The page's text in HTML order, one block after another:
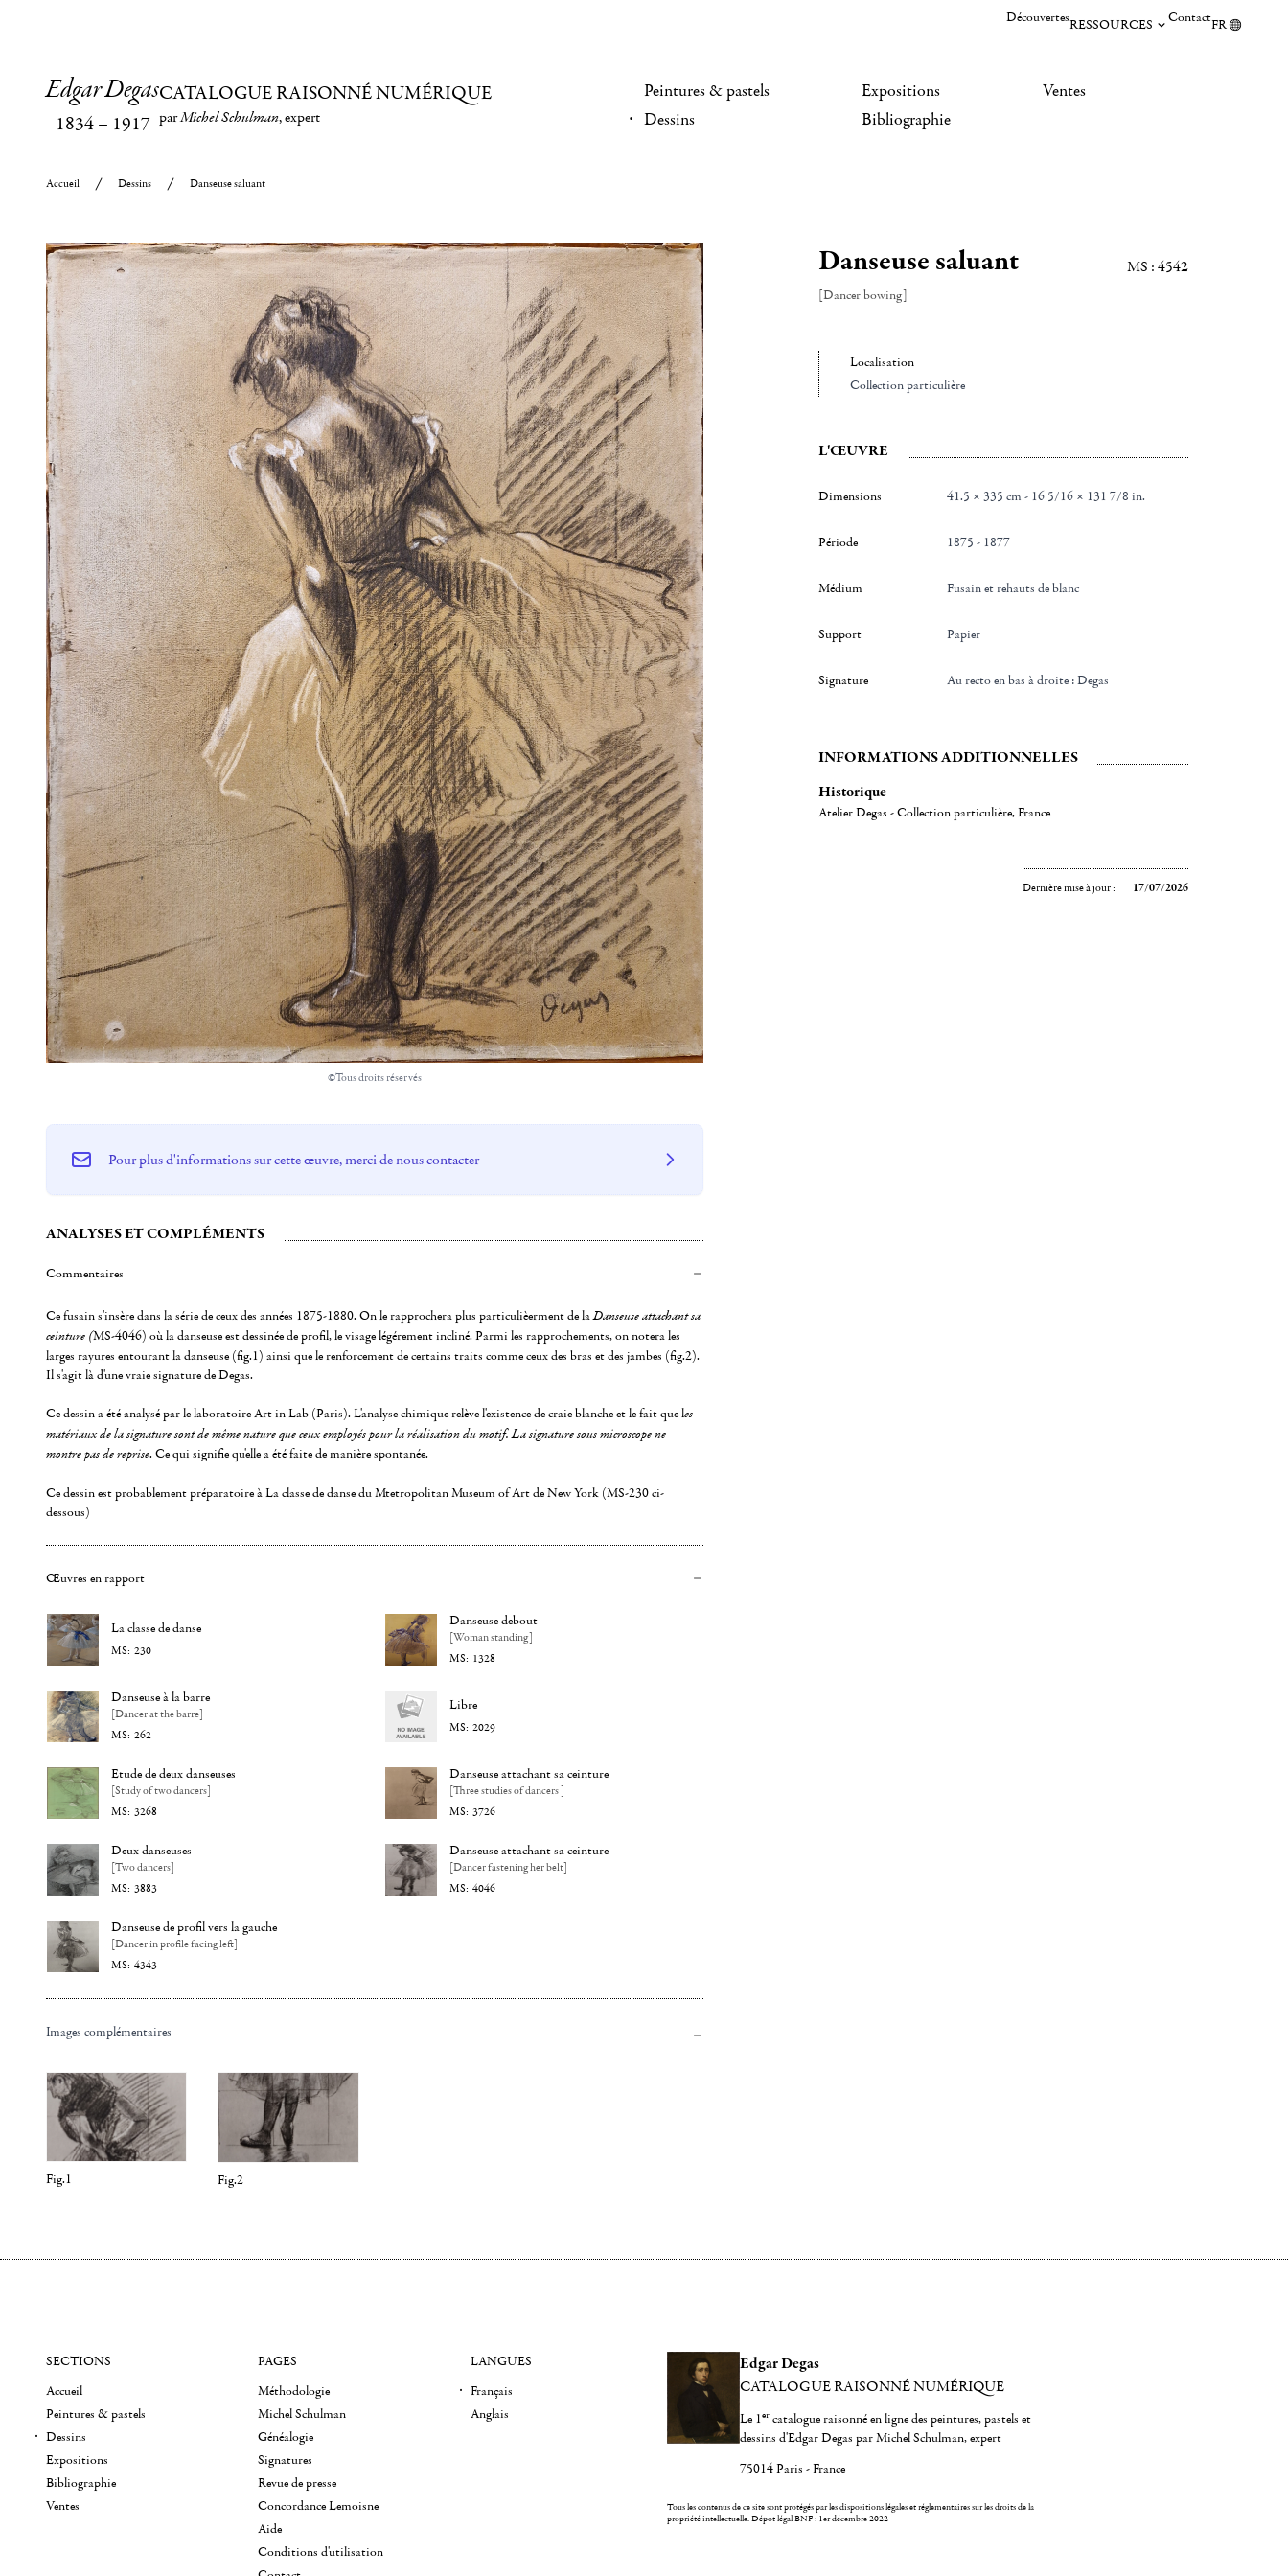
DécouvertesRESSOURCES ContactFR
Edgar Degas
1834– 1917
CATALOGUE RAISONNÉ NUMÉRIQUE
parMichel Schulman, expert
Peintures & pastels
Dessins
Expositions
Bibliographie
Ventes
Accueil Dessins Danseuse saluant
©Tous droits réservés
Danseuse saluant
[Dancer bowing]
MS : 4542
Localisation
Collection particulière
L'ŒUVRE
Dimensions 41.5 × 335 cm - 16 5/16 × 131 7/8 in.
Période 1875 - 1877
Médium Fusain et rehauts de blanc
Support Papier
Signature au recto en bas à droite : Degas
INFORMATIONS ADDITIONNELLES
Historique
Atelier Degas - Collection particulière, France
Dernière mise à jour : 17/07/2026
Pour plus d'informations sur cette œuvre, merci de nous contacter
ANALYSES ET COMPLÉMENTS
Commentaires
Ce fusain s'insère dans la série de ceux des années 1875-1880. On le rapprochera plus particulièerment de laDanseuse attachant sa
ceinture (MS-4046) où la danseuse est dessinée de profil, le visage légérement incliné. Parmi les rapprochements, on notera les
larges rayures entourant la danseuse (fig.1) ainsi que le renforcement de certains traits comme ceux des bras et des jambes (fig.2).
Il s'agit là d'une vraie signature de Degas.
Ce dessin a été analysé par le laboratoire Art in Lab (Paris). L'analyse chimique relève l'existence de craie blanche et le fait que les
matériaux de la signature sont de même nature que ceux employés pour la réalisation du motif. La signature sous microscope ne
montre pas de reprise. Ce qui signifie qu'elle a été faite de manière spontanée.
Ce dessin est probablement préparatoire à La classe de danse du Mtetropolitan Museum of Art de New York (MS-230 ci-
dessous)
Œuvres en rapport
La classe de danse
230
Danseuse debout
[Woman standing]
1328
Danseuse à la barre
[Dancer at the barre]
262
Libre
2029
Etude de deux danseuses
[Study of two dancers]
3268
Danseuse attachant sa ceinture
[Three studies of dancers ]
3726
Deux danseuses
[Two dancers]
3883
Danseuse attachant sa ceinture
[Dancer fastening her belt]
4046
Danseuse de profil vers la gauche
[Dancer in profile facing left]
4343
Images complémentaires
Fig.1 Fig.2
Edgar Degas
CATALOGUE RAISONNÉ NUMÉRIQUE
Le 1er catalogue raisonné en ligne des peintures, pastels et
dessins d'Edgar Degas par Michel Schulman, expert
75014 Paris - France
Tous les contenus de ce site sont protégés par les dispositions légales et réglementaires sur les droits de la
propriété intellectuelle.Dépot légal BNF : 1er décembre 2022
SECTIONS
Accueil
Peintures & pastels
Dessins
Expositions
Bibliographie
Ventes
PAGES
Méthodologie
Michel Schulman
Généalogie
Signatures
Revue de presse
Concordance Lemoisne
Aide
Conditions d'utilisation
LANGUES
Français
Anglais